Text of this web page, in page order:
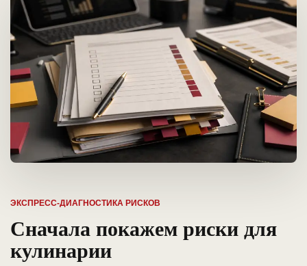
ЭКСПРЕСС-ДИАГНОСТИКА РИСКОВ
Сначала покажем риски для
кулинарии